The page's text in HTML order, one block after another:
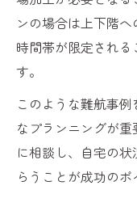
ンの場合は上下階
時間帯が限定され
す。
このような難航事
なプランニングが
に相談し、自宅の
らうことが成功のポ